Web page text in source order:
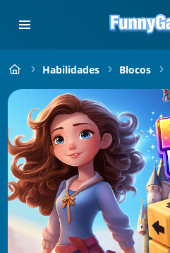
Habilidades Blocos